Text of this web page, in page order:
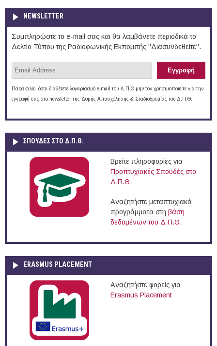
NEWSLETTER
Συμπληρώστε το e-mail σας και θα λαμβάνετε περιοδικά το
Δελτίο Τύπου της Ραδιοφωνικής Εκπομπής "Διασυνδεθείτε".
Παρακαλώ, όσοι διαθέτετε λογαριασμό e-mail του Δ.Π.Θ μην τον χρησιμοποιείτε για την
εγγραφή σας στο newsletter της Δομής Απασχόλησης & Σταδιοδρομίας του Δ.Π.Θ.
ΣΠΟΥΔΈΣ ΣΤΟ Δ.Π.Θ.
Βρείτε πληροφορίες για
Προπτυχιακές Σπουδές στο
Δ.Π.Θ.
Αναζητήστε μεταπτυχιακά
προγράμματα στη βάση
δεδομένων του Δ.Π.Θ.
ERASMUS PLACEMENT
Αναζητήστε φορείς για
Erasmus Placement